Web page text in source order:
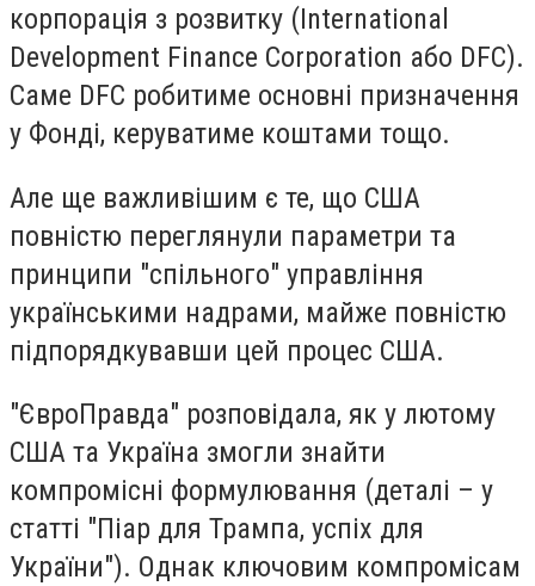
корпорація з розвитку (International
Development Finance Corporation або DFC).
Саме DFC робитиме основні призначення
у Фонді, керуватиме коштами тощо.
Але ще важливішим є те, що США
повністю переглянули параметри та
принципи "спільного" управління
українськими надрами, майже повністю
підпорядкувавши цей процес США.
"ЄвроПравда" розповідала, як у лютому
США та Україна змогли знайти
компромісні формулювання (деталі – у
статті "Піар для Трампа, успіх для
України"). Однак ключовим компромісам